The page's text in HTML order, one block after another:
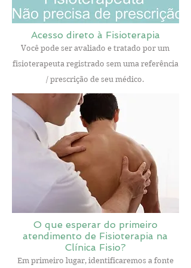
Acesso direto à Fisioterapia
Você pode ser avaliado e tratado por um
fisioterapeuta registrado sem uma referência
/ prescrição de seu médico.
O que esperar do primeiro
atendimento de Fisioterapia na
Clínica Fisio?
Em primeiro lugar, identificaremos a fonte